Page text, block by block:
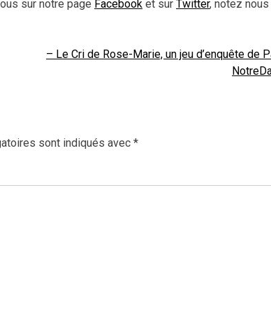
sur notre page Facebook et sur Twitter, notez
– Le Cri de Rose-Marie, un jeu d’enquête de
sont indiqués avec *